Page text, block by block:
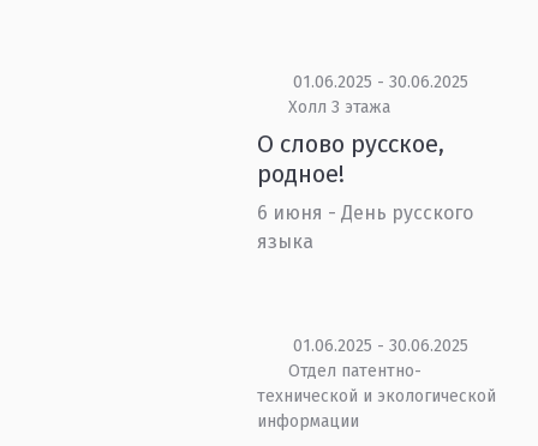
01.06.2025 - 30.06.2025
Холл 3 этажа
О слово русское,
родное!
6 июня - День русского
языка
01.06.2025 - 30.06.2025
Отдел патентно-
технической и экологической
информации